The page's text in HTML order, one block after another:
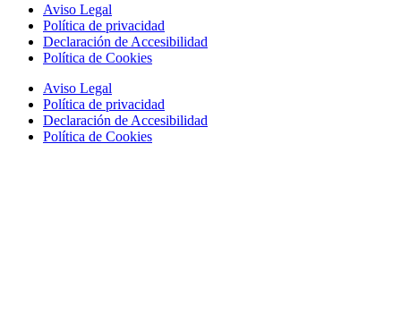
Aviso Legal
Política de privacidad
Declaración de Accesibilidad
Política de Cookies
Aviso Legal
Política de privacidad
Declaración de Accesibilidad
Política de Cookies